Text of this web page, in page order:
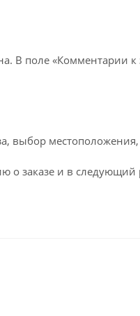
В поле «Комментарии
выбор
заказе и в